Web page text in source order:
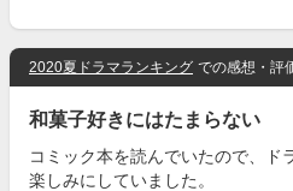
2020夏ドラマランキング での感想・評
和菓子好きにはたまらない
コミック本を読んでいたので、ド
楽しみにしていました。